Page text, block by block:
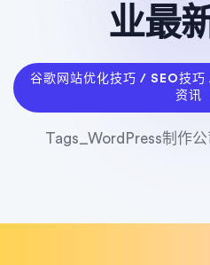
业最
谷歌网站优化技巧 / SEO技
资讯
Tags_WordPress制作